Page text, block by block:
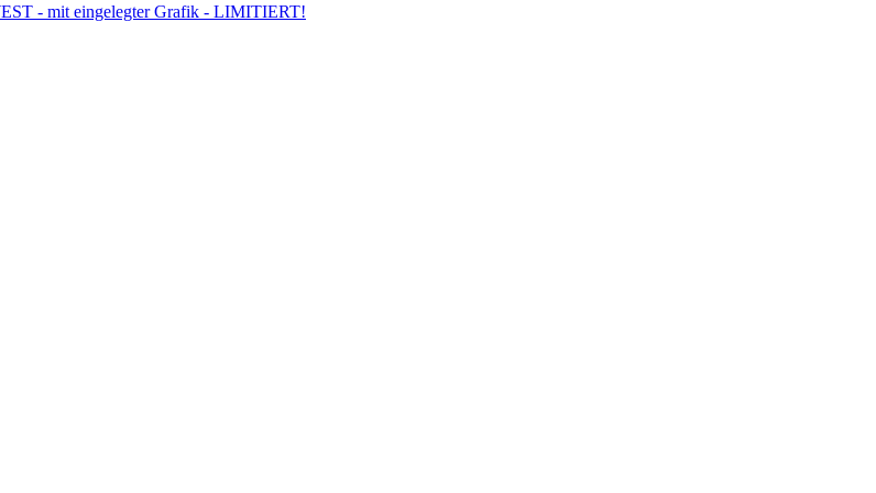
- mit eingelegter Grafik - LIMITIERT!